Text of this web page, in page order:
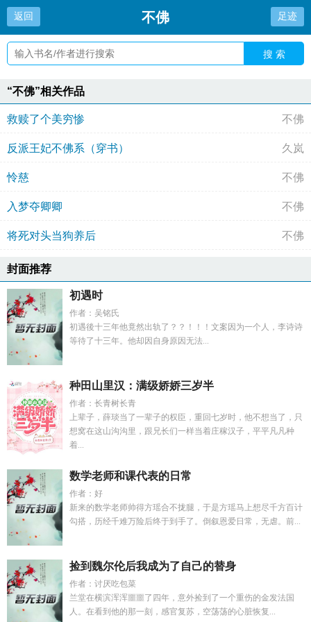
返回 不佛 足迹
搜 索
“不佛”相关作品
救赎了个美穷惨 不佛
反派王妃不佛系（穿书） 久岚
怜慈 不佛
入梦夺卿卿 不佛
将死对头当狗养后 不佛
封面推荐
初遇时
作者：吴铭氏
初遇後十三年他竟然出轨了？？！！！文案因为一个人，李诗诗
等待了十三年。他却因自身原因无法...
种田山里汉：满级娇娇三岁半
作者：长青树长青
上辈子，薛琰当了一辈子的权臣，重回七岁时，他不想当了，只
想窝在这山沟沟里，跟兄长们一样当着庄稼汉子，平平凡凡种
着...
数学老师和课代表的日常
作者：好
新来的数学老师帅得方瑶合不拢腿，于是方瑶马上想尽千方百计
勾搭，历经千难万险后终于到手了。倒叙恩爱日常，无虐。前...
捡到魏尔伦后我成为了自己的替身
作者：讨厌吃包菜
兰堂在横滨浑浑噩噩了四年，意外捡到了一个重伤的金发法国
人。在看到他的那一刻，感官复苏，空荡荡的心脏恢复...